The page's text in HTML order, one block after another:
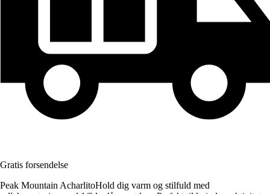
Gratis forsendelse
Peak Mountain AcharlitoHold dig varm og stilfuld med